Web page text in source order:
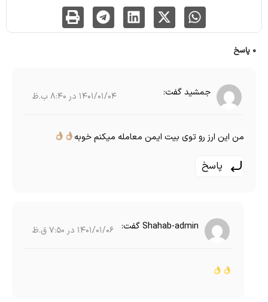
0 پاسخ
جمشیدگفت: 1401/01/04 در 8:40 ب.ظ
من این ارز رو توی بیت ایمن معامله میکنم خوبه
پاسخ
Shahab-adminگفت: 1401/01/06 در 7:50 ق.ظ